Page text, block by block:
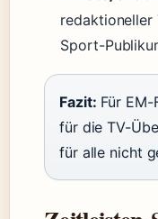
Sport-
Fazit: Für
für die TV-
für alle nicht